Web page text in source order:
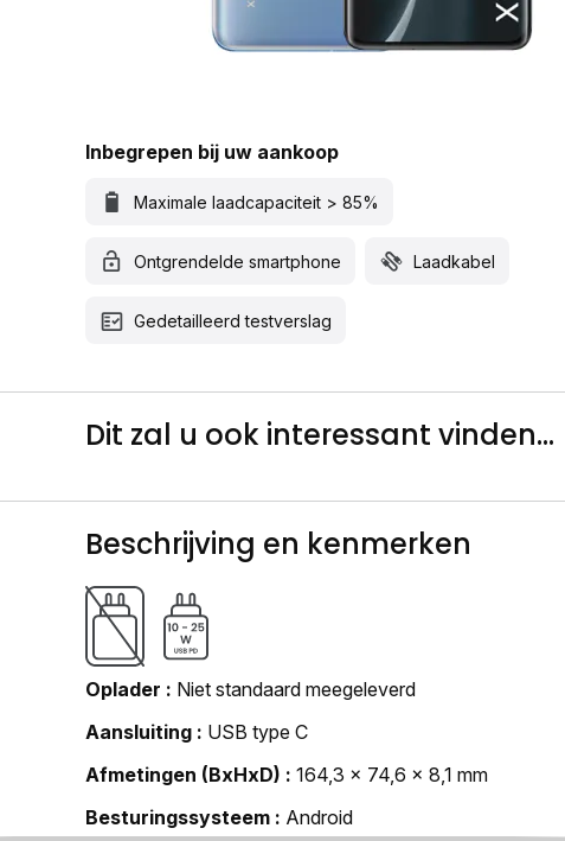
Inbegrepen bij uw aankoop
Maximale laadcapaciteit > 85%
Ontgrendelde smartphone Laadkabel
Gedetailleerd testverslag
Dit zal u ook interessant vinden...
Beschrijving en kenmerken
Oplader
Niet standaard meegeleverd
Aansluiting
USB type C
Afmetingen (BxHxD)
164,3 x 74,6 x 8,1 mm
Besturingssysteem
Android